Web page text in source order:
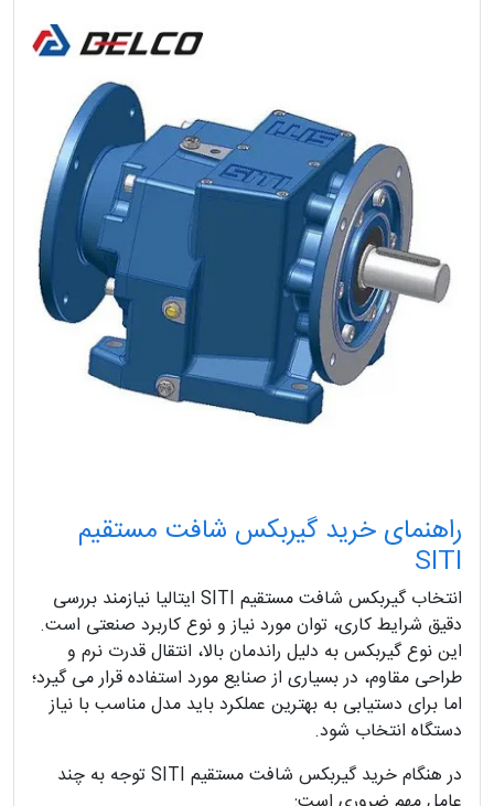
راهنمای خرید گیربکس شافت مستقیم
SITI
انتخاب گیربکس شافت مستقیم SITI ایتالیا نیازمند بررسی
دقیق شرایط کاری، توان مورد نیاز و نوع کاربرد صنعتی است.
این نوع گیربکس به دلیل راندمان بالا، انتقال قدرت نرم و
طراحی مقاوم، در بسیاری از صنایع مورد استفاده قرار می گیرد؛
اما برای دستیابی به بهترین عملکرد باید مدل مناسب با نیاز
دستگاه انتخاب شود.
در هنگام خرید گیربکس شافت مستقیم SITI توجه به چند